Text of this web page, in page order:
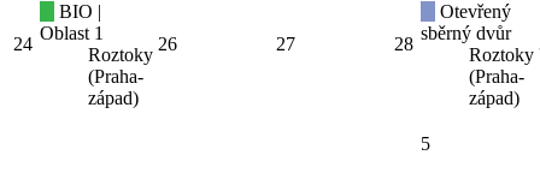
24
BIO |
Oblast 1
Roztoky
(Praha-
západ)
26 27 28
Otevřený
sběrný dvůr
Roztoky
(Praha-
západ)
5